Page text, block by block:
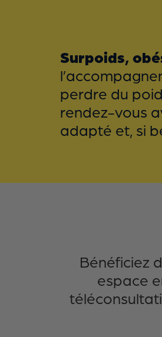
Surpoids,
perdre du
rendez-vous
adapté et, si
Bénéficiez
espace